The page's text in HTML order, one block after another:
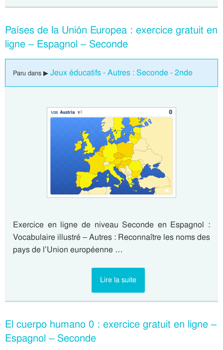
Países de la Unión Europea : exercice gratuit en
ligne – Espagnol – Seconde
Paru dans ▶ Jeux éducatifs - Autres : Seconde - 2nde
Exercice en ligne de niveau Seconde en Espagnol :
Vocabulaire illustré – Autres : Reconnaître les noms des
pays de l’Union européenne …
Lire la suite
El cuerpo humano 0 : exercice gratuit en ligne –
Espagnol – Seconde